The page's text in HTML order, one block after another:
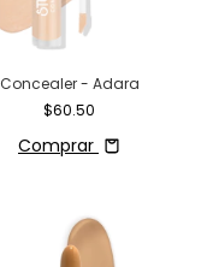
Concealer - Adara
$60.50
Comprar